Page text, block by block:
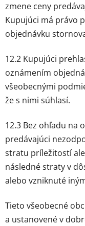
zmene ceny
Kupujúci má právo
objednávku
12.2 Kupujúci
oznámením
všeobecnými
že s nimi súhlasí.
12.3 Bez ohľadu na
predávajúci
stratu príležitostí
následné straty v
alebo vzniknuté
Tieto všeobecné
a ustanovené v